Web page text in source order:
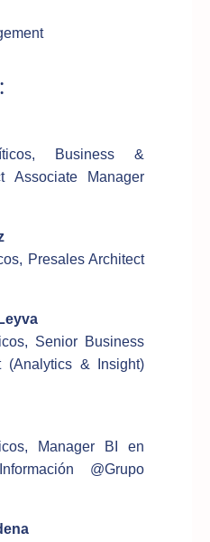
Business &
Associate Manager
Presales Architect
Senior Business
(Analytics & Insight)
Manager BI en
@Grupo